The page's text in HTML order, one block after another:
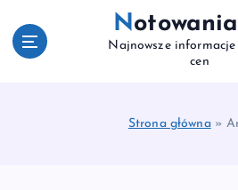
Najnowsze
cen
Strona główna»